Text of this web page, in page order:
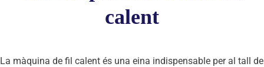
calent
La màquina de fil calent és una eina indispensable per al tall de